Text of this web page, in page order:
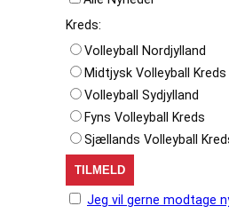
Kreds:
Volleyball Nordjylland
Midtjysk Volleyball Kreds
Volleyball Sydjylland
Fyns Volleyball Kreds
Sjællands Volleyball
Jeg vil gerne modtage